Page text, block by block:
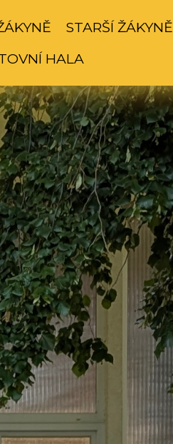
STARŠÍ ŽÁKYNĚ
HALA